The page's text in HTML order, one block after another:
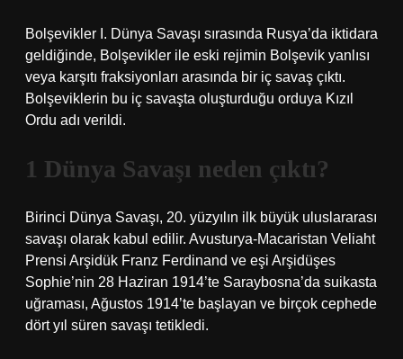
Bolşevikler I. Dünya Savaşı sırasında Rusya’da iktidara
geldiğinde, Bolşevikler ile eski rejimin Bolşevik yanlısı
veya karşıtı fraksiyonları arasında bir iç savaş çıktı.
Bolşeviklerin bu iç savaşta oluşturduğu orduya Kızıl
Ordu adı verildi.
1 Dünya Savaşı neden çıktı?
Birinci Dünya Savaşı, 20. yüzyılın ilk büyük uluslararası
savaşı olarak kabul edilir. Avusturya-Macaristan Veliaht
Prensi Arşidük Franz Ferdinand ve eşi Arşidüşes
Sophie’nin 28 Haziran 1914’te Saraybosna’da suikasta
uğraması, Ağustos 1914’te başlayan ve birçok cephede
dört yıl süren savaşı tetikledi.